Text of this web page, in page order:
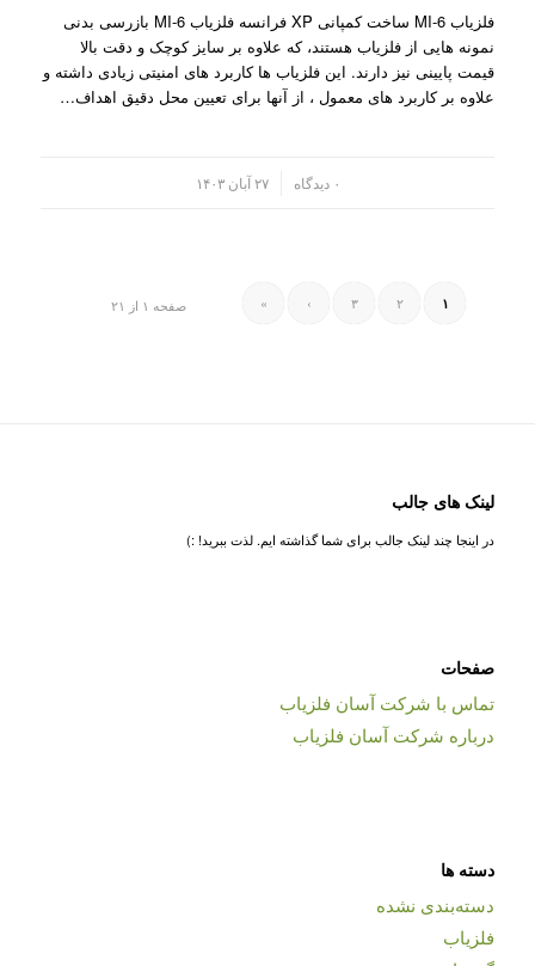
فلزیاب MI-6 ساخت کمپانی XP فرانسه فلزیاب MI-6 بازرسی بدنی
نمونه هایی از فلزیاب هستند، که علاوه بر سایز کوچک و دقت بالا
قیمت پایینی نیز دارند. این فلزیاب ها کاربرد های امنیتی زیادی داشته و
علاوه بر کاربرد های معمول ، از آنها برای تعیین محل دقیق اهداف…
۰ دیدگاه ۲۷ آبان ۱۴۰۳
صفحه ۱ از ۲۱ ۱ ۲ ۳ ›
»
لینک های جالب
در اینجا چند لینک جالب برای شما گذاشته ایم. لذت ببرید! :)
صفحات
تماس با شرکت آسان فلزیاب
درباره شرکت آسان فلزیاب
دسته ها
دسته‌بندی نشده
فلزیاب